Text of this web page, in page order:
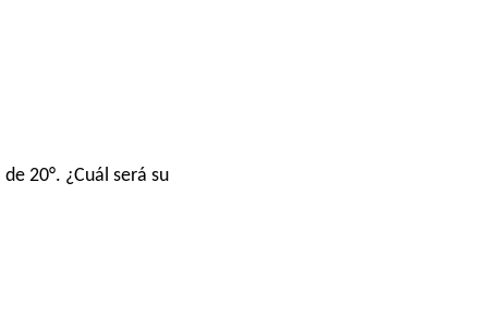
20°. ¿Cuál será su